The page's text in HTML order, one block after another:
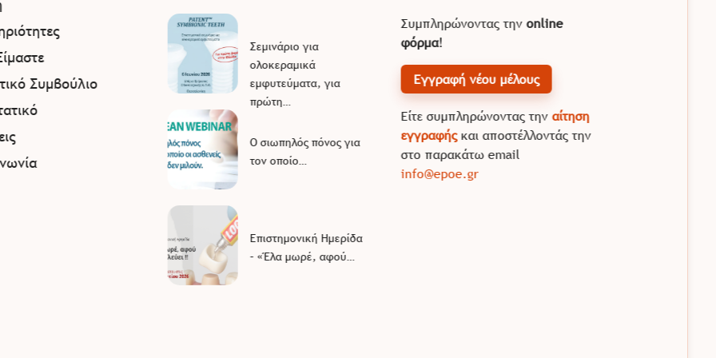
Συμβούλιο
Σεμινάριο για
ολοκεραμικά
εμφυτεύματα, για
πρώτη…
Ο σιωπηλός πόνος για
τον οποίο…
Επιστημονική Ημερίδα
– «Έλα μωρέ, αφού…
Συμπληρώνοντας τηνonline
φόρμα!
Εγγραφή νέου μέλους
Είτε συμπληρώνοντας τηναίτηση
εγγραφήςκαι αποστέλλοντάς την
στο παρακάτω email
info@epoe.gr